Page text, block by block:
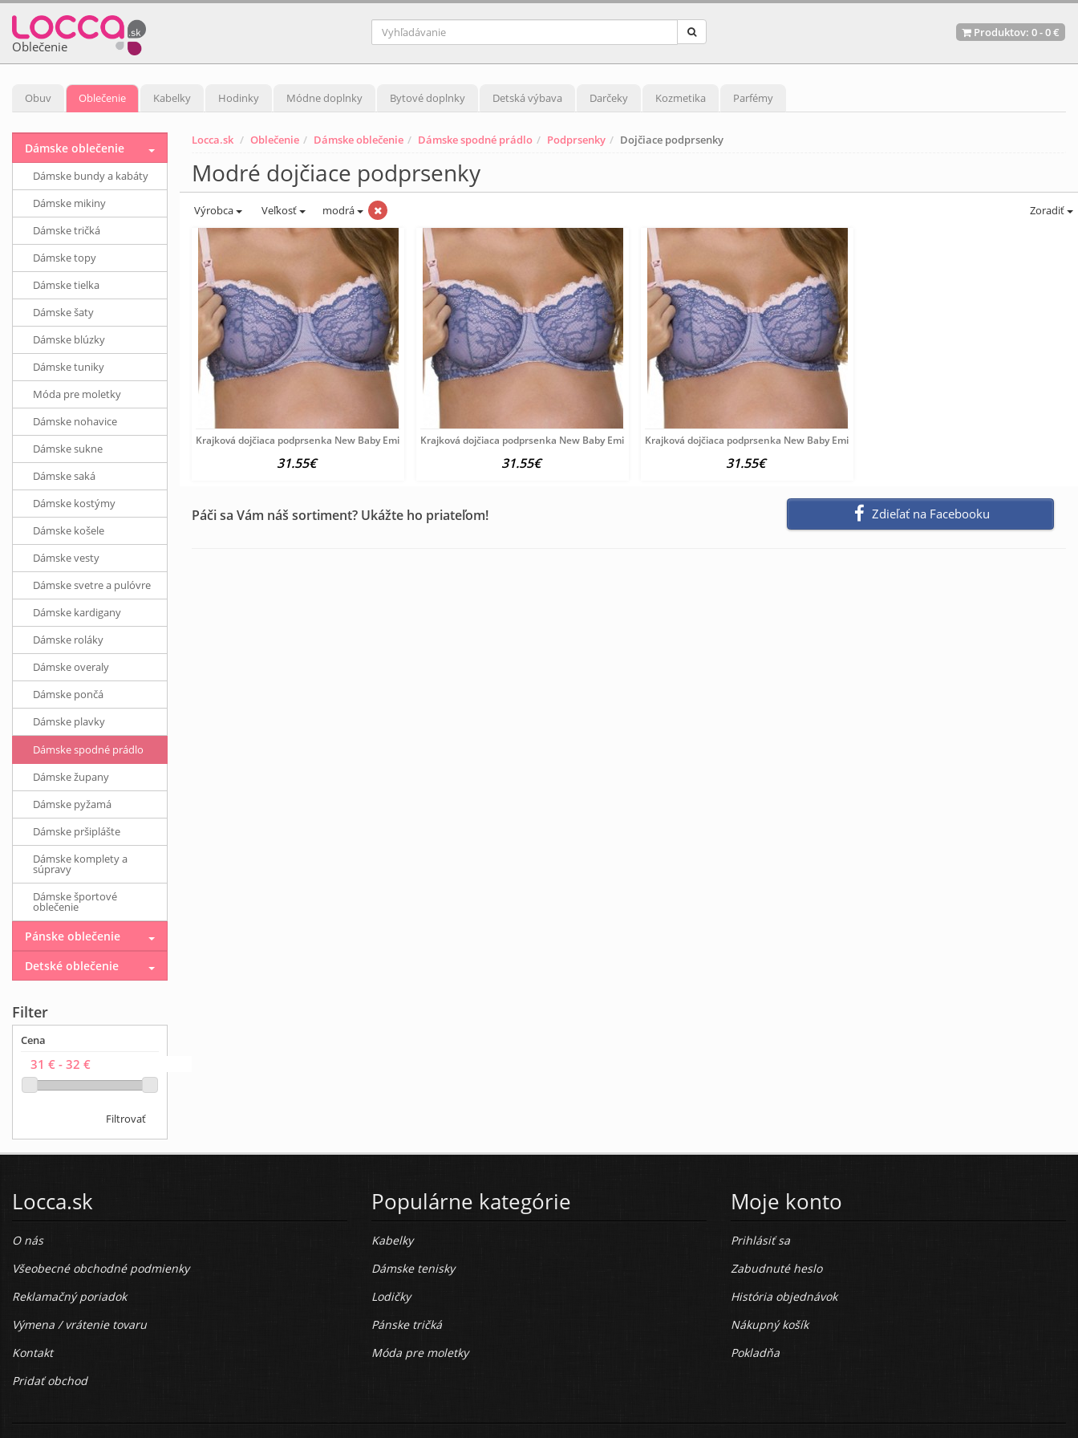
Oblečenie
Produktov: 0-0 €
Obuv Oblečenie Kabelky Hodinky Módne doplnky Bytové doplnky Detská výbava Darčeky Kozmetika Parfémy
Locca.sk Oblečenie Dámske oblečenie Dámske spodné prádlo Podprsenky Dojčiace podprsenky
Modré dojčiace podprsenky
Výrobca Veľkosť modrá Zoradiť
Krajková dojčiaca podprsenka New Baby Emily modrá
31.55€
Krajková dojčiaca podprsenka New Baby Emily modrá
31.55€
Krajková dojčiaca podprsenka New Baby Emily modrá
31.55€
Páči sa Vám náš sortiment? Ukážte ho priateľom! Zdieľať na Facebooku
Dámske oblečenie
Dámske bundy a kabáty
Dámske mikiny
Dámske tričká
Dámske topy
Dámske tielka
Dámske šaty
Dámske blúzky
Dámske tuniky
Móda pre moletky
Dámske nohavice
Dámske sukne
Dámske saká
Dámske kostýmy
Dámske košele
Dámske vesty
Dámske svetre a pulóvre
Dámske kardigany
Dámske roláky
Dámske overaly
Dámske pončá
Dámske plavky
Dámske spodné prádlo
Dámske župany
Dámske pyžamá
Dámske pršiplášte
Dámske komplety a
súpravy
Dámske športové
oblečenie
Pánske oblečenie
Detské oblečenie
Filter
Cena
Filtrovať
Locca.sk
O nás
Všeobecné obchodné podmienky
Reklamačný poriadok
Výmena / vrátenie tovaru
Kontakt
Pridať obchod
Populárne kategórie
Kabelky
Dámske tenisky
Lodičky
Pánske tričká
Móda pre moletky
Moje konto
Prihlásiť sa
Zabudnuté heslo
História objednávok
Nákupný košík
Pokladňa